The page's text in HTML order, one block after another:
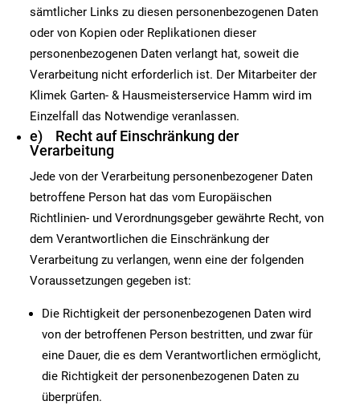
sämtlicher Links zu diesen personenbezogenen Daten
oder von Kopien oder Replikationen dieser
personenbezogenen Daten verlangt hat, soweit die
Verarbeitung nicht erforderlich ist. Der Mitarbeiter der
Klimek Garten- & Hausmeisterservice Hamm wird im
Einzelfall das Notwendige veranlassen.
e) Recht auf Einschränkung der
Verarbeitung
Jede von der Verarbeitung personenbezogener Daten
betroffene Person hat das vom Europäischen
Richtlinien- und Verordnungsgeber gewährte Recht, von
dem Verantwortlichen die Einschränkung der
Verarbeitung zu verlangen, wenn eine der folgenden
Voraussetzungen gegeben ist:
Die Richtigkeit der personenbezogenen Daten wird
von der betroffenen Person bestritten, und zwar für
eine Dauer, die es dem Verantwortlichen ermöglicht,
die Richtigkeit der personenbezogenen Daten zu
überprüfen.